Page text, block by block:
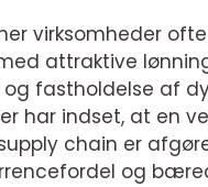
virksomheder
attraktive
fastholdelse af
har indset, at en
chain er
og